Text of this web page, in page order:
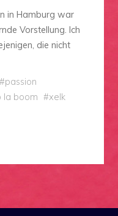
in Hamburg war
Vorstellung. Ich
die nicht
#passion
la boom #xelk